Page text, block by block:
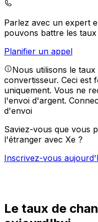
Parlez avec un expert
pouvons battre les
Planifier un appel
Nous utilisons le
convertisseur. Ceci est
uniquement. Vous ne
l'envoi d'argent.
d'envoi
Saviez-vous que vous
l'étranger avec Xe ?
Inscrivez-vous
Le taux de